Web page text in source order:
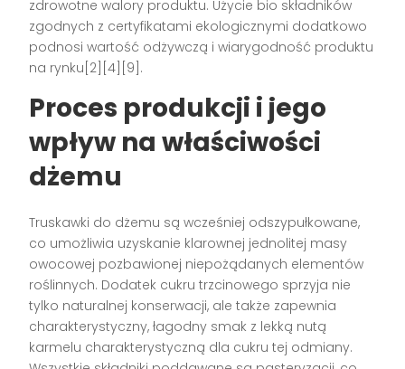
zdrowotne walory produktu. Użycie bio składników
zgodnych z certyfikatami ekologicznymi dodatkowo
podnosi wartość odżywczą i wiarygodność produktu
na rynku[2][4][9].
Proces produkcji i jego
wpływ na właściwości
dżemu
Truskawki do dżemu są wcześniej odszypułkowane,
co umożliwia uzyskanie klarownej jednolitej masy
owocowej pozbawionej niepożądanych elementów
roślinnych. Dodatek cukru trzcinowego sprzyja nie
tylko naturalnej konserwacji, ale także zapewnia
charakterystyczny, łagodny smak z lekką nutą
karmelu charakterystyczną dla cukru tej odmiany.